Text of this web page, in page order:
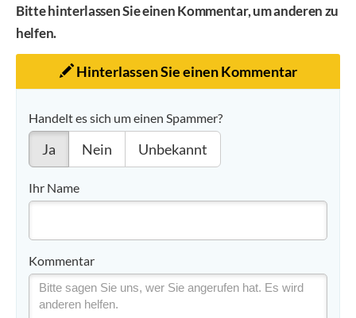
Bitte hinterlassen Sie einen Kommentar, um anderen zu
helfen.
Hinterlassen Sie einen Kommentar
Handelt es sich um einen Spammer?
Ja Nein Unbekannt
Ihr Name
Kommentar